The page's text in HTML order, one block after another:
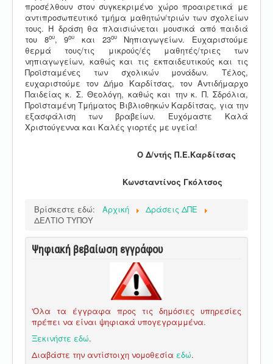
προσέλθουν στον συγκεκριμένο χώρο προαιρετικά με
αντιπροσωπευτικό τμήμα μαθητών/τριών των σχολείων
τους. Η δράση θα πλαισιώνεται μουσικά από παιδιά
του 8ου, 9ου και 23ουΝηπιαγωγείων. Ευχαριστούμε
θερμά τους/τις μικρούς/ές μαθητές/τριες των
νηπιαγωγείων, καθώς και τις εκπαιδευτικούς και τις
Προϊσταμένες των σχολικών μονάδων. Τέλος,
ευχαριστούμε τον Δήμο Καρδίτσας, τον Αντιδήμαρχο
Παιδείας κ. Σ. Θεολόγη, καθώς και την κ. Π. Σδρόλια,
Προϊσταμένη Τμήματος Βιβλιοθηκών Καρδίτσας, για την
εξασφάλιση των βραβείων. Ευχόμαστε Καλά
Χριστούγεννα και Καλές γιορτές με υγεία!
Ο Δ/ντής Π.Ε.Καρδίτσας
Κωνσταντίνος Γκόλτσος
Βρίσκεστε εδώ: Αρχική
Δράσεις ΔΠΕ
ΔΕΛΤΙΟ ΤΥΠΟΥ
Ψηφιακή βεβαίωση εγγράφου
'Ολα τα έγγραφα προς τις δημόσιες υπηρεσίες
πρέπει να είναι ψηφιακά υπογεγραμμένα.
Ξεκινήστε εδώ.
Διαβάστε την αντίστοιχη νομοθεσία εδώ.